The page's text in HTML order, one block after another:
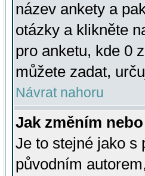
název ankety a
otázky a klikněte
pro anketu, kde 0
můžete zadat,
Návrat nahoru
Jak změním
Je to stejné jako s
původním